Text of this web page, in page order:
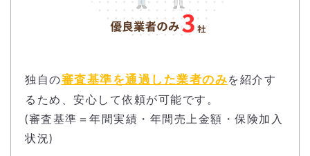
独自の審査基準を通過した業者のみを紹介す
るため、安心して依頼が可能です。
(審査基準＝年間実績・年間売上金額・保険加入
状況)